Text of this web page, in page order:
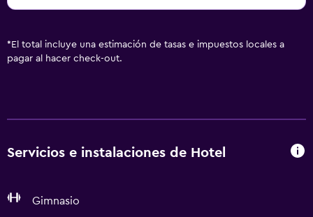
* El total incluye una estimación de tasas e impuestos locales a
pagar al hacer check-out.
Servicios e instalaciones de Hotel
Gimnasio